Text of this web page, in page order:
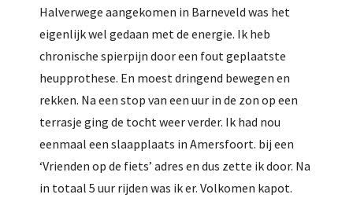
Halverwege aangekomen in Barneveld was het
eigenlijk wel gedaan met de energie. Ik heb
chronische spierpijn door een fout geplaatste
heupprothese. En moest dringend bewegen en
rekken. Na een stop van een uur in de zon op een
terrasje ging de tocht weer verder. Ik had nou
eenmaal een slaapplaats in Amersfoort. bij een
‘Vrienden op de fiets’ adres en dus zette ik door. Na
in totaal 5 uur rijden was ik er. Volkomen kapot.